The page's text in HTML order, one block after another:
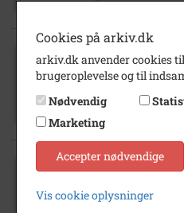
1935
Gammelværk
Cookies på arkiv.dk
arkiv.dk anvender cookies
brugeroplevelse og til
Nødvendig
Marketing
Accepter nødvendige
Vis cookie oplysninger